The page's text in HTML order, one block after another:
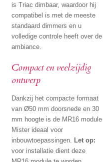
is Triac dimbaar, waardoor hij
compatibel is met de meeste
standaard dimmers en u
volledige controle heeft over de
ambiance.
Compact en veelzijdig
ontwerp
Dankzij het compacte formaat
van Ø50 mm doorsnede en 30
mm hoogte is de MR16 module
Mister ideaal voor
inbouwtoepassingen. Let op:
voor installatie dient deze